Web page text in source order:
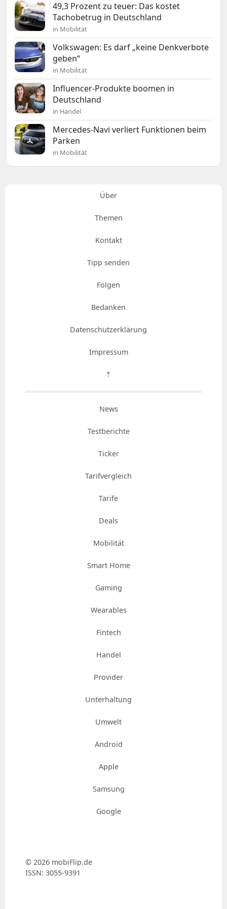
49,3 Prozent zu teuer: Das kostet
Tachobetrug in Deutschland
in Mobilität
Volkswagen: Es darf „keine Denkverbote
geben“
in Mobilität
Influencer-Produkte boomen in
Deutschland
in Handel
Mercedes-Navi verliert Funktionen beim
Parken
in Mobilität
Über
Themen
Kontakt
Tipp senden
Folgen
Bedanken
Datenschutzerklärung
Impressum
⇡
News
Testberichte
Ticker
Tarifvergleich
Tarife
Deals
Mobilität
Smart Home
Gaming
Wearables
Fintech
Handel
Provider
Unterhaltung
Umwelt
Android
Apple
Samsung
Google
© 2026 mobiFlip.de
ISSN: 3055-9391